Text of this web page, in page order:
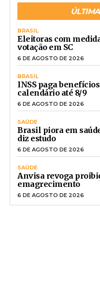
BRASIL
Eleitoras com
votação em SC
6 DE AGOSTO DE 2026
BRASIL
INSS paga
calendário até 8/9
6 DE AGOSTO DE 2026
SAÚDE
Brasil piora em
diz estudo
6 DE AGOSTO DE 2026
SAÚDE
Anvisa revoga
emagrecimento
6 DE AGOSTO DE 2026